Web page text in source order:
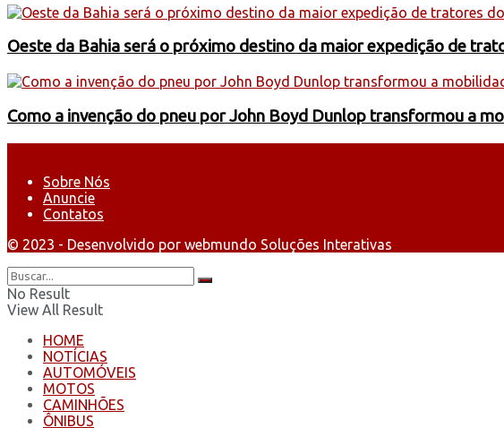
Oeste da Bahia será o próximo destino da maior expedição de
Como a invenção do pneu por John Boyd Dunlop transformou a
Sobre Nós
Anuncie
Contatos
© 2023 - Desenvolvido por webmundo Soluções Interativas
No Result
View All Result
HOME
NOTÍCIAS
AUTOMÓVEIS
MOTOS
CAMINHÕES
ÔNIBUS